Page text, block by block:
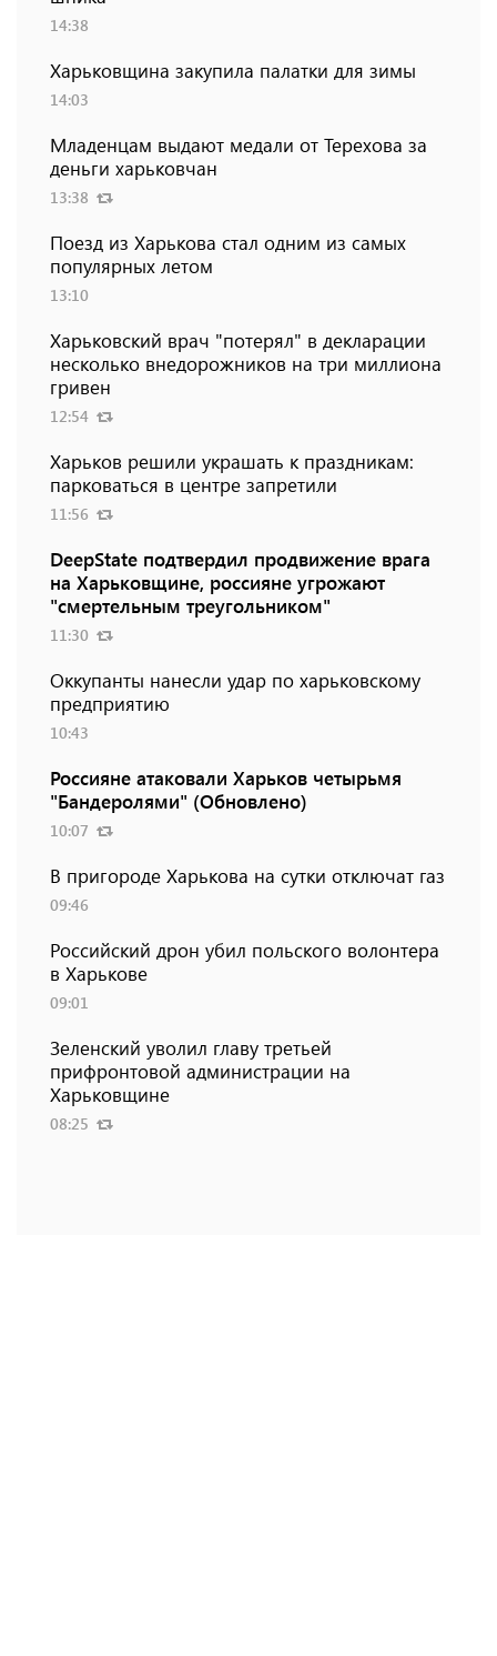
14:38
Харьковщина закупила палатки для зимы
14:03
Младенцам выдают медали от Терехова за
деньги харьковчан
13:38
Поезд из Харькова стал одним из самых
популярных летом
13:10
Харьковский врач "потерял" в декларации
несколько внедорожников на три миллиона
гривен
12:54
Харьков решили украшать к праздникам:
парковаться в центре запретили
11:56
DeepState подтвердил продвижение врага
на Харьковщине, россияне угрожают
"смертельным треугольником"
11:30
Оккупанты нанесли удар по харьковскому
предприятию
10:43
Россияне атаковали Харьков четырьмя
"Бандеролями" (Обновлено)
10:07
В пригороде Харькова на сутки отключат газ
09:46
Российский дрон убил польского волонтера
в Харькове
09:01
Зеленский уволил главу третьей
прифронтовой администрации на
Харьковщине
08:25